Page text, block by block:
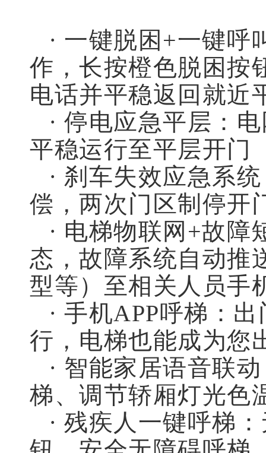
· 一键脱困+一键呼
作，长按橙色脱困按
电话并平稳返回就近
· 停电应急平层：
平稳运行至平层开门
· 刹车失效应急系
偿，两次门区制停开
· 电梯物联网+故障
态，故障系统自动推
型等）至相关人员手
· 手机APP呼梯：
行，电梯也能成为您
· 智能家居语音联
梯、调节轿厢灯光色
· 残疾人一键呼梯